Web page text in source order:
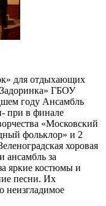
для отдыхающих
ГБОУ
году Ансамбль
при в финале
«Московский
фольклор» и 2
хоровая
ансамбль за
яркие костюмы и
песни. Их
неизгладимое